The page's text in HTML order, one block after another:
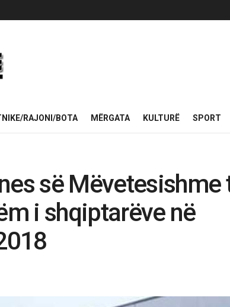
RAJONI/BOTA MËRGATA KULTURË SPORT
së Mëvetesishme
i shqiptarëve në